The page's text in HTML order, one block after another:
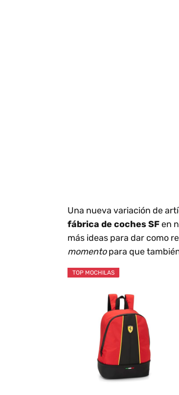
Una nueva variación de
fábrica de coches SFen
más ideas para dar como
momentopara que
TOP MOCHILAS